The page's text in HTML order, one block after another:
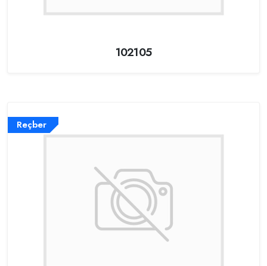
102105
Reçber